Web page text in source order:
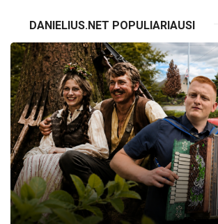
DANIELIUS.NET POPULIARIAUSI